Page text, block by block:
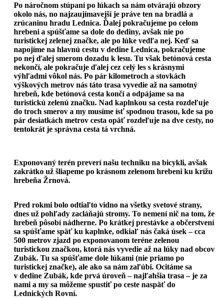
Po náročnom stúpaní po lúkach sa nám otvárajú obzory
okolo nás, no najzaujímavejší je práve ten na bradlá a
zrúcaninu hradu Lednica. Ďalej pokračujeme po celom
hrebeni a spúšťame sa dole do dediny, avšak nie po
turistickej zelenej značke, ale po lúke vedľa nej. Keď sa
napojíme na hlavnú cestu v dedine Lednica, pokračujeme
po nej ďalej smerom dozadu k lesu. Tu však betónová cesta
nekončí, ale pokračuje ďalej cez celý les s krásnymi
výhľadmi vôkol nás. Po pár kilometroch a stovkách
výškových metrov nás táto trasa vyvedie až na samotný
hrebeň, kde betónová cesta končí a odpájame sa na
turistickú zelenú značku. Nad kaplnkou sa cesta rozdeľuje
do troch smerov a my musíme ísť spodnou trasou, kde sa po
pár desiatkách metrov cesta opäť rozdeľuje na dve cesty, no
tentokrát je správna cesta tá vrchná.
Exponovaný terén preverí našu techniku na bicykli, avšak
zakrátko už šliapeme po krásnom zelenom hrebeni ku krížu
hrebeňa Žrnová.
Pred rokmi bolo odtiaľto vidno na všetky svetové strany,
dnes už pohľady zacláňajú stromy. To nemení nič na tom, že
hrebeň pôsobí nádherne. Po krátkej prestávke a občerstvení
sa spúšťame späť ku kaplnke, odkiaľ nás čaká úsek – cca
500 metrov zjazd po exponovanom teréne zelenou
turistickou značkou, ktorá nás vyvedie až na lúky nad obcov
Zubák. Tu sa spúšťame dole lúkami (nie priamo po
turistickej značke), ale ako sa nám zaľúbi. Ocitáme sa
v dedine Zubák, kde prvá úroveň – najľahšia trasa – je za
nami a my sa môžeme spustiť po ceste naspäť do
Lednických Rovní.